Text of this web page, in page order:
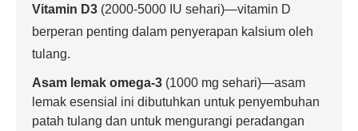
Vitamin D3 (2000-5000 IU sehari)—vitamin D
berperan penting dalam penyerapan kalsium oleh
tulang.
Asam lemak omega-3 (1000 mg sehari)—asam
lemak esensial ini dibutuhkan untuk penyembuhan
patah tulang dan untuk mengurangi peradangan